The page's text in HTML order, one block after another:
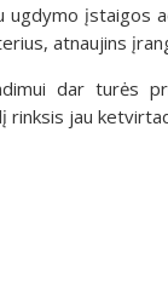
ugdymo įstaigos
atnaujins
dar turės
rinksis jau